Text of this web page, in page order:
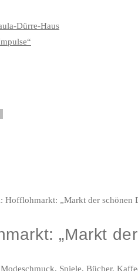
Dürre-Haus
„Markt
Spiele, Bücher,